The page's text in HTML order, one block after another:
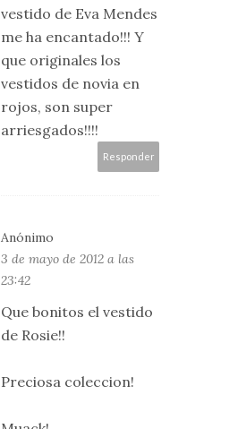
vestido de Eva Mendes
me ha encantado!!! Y
que originales los
vestidos de novia en
rojos, son super
arriesgados!!!!
Responder
Anónimo
3 de mayo de 2012 a las
23:42
Que bonitos el vestido
de Rosie!!
Preciosa coleccion!